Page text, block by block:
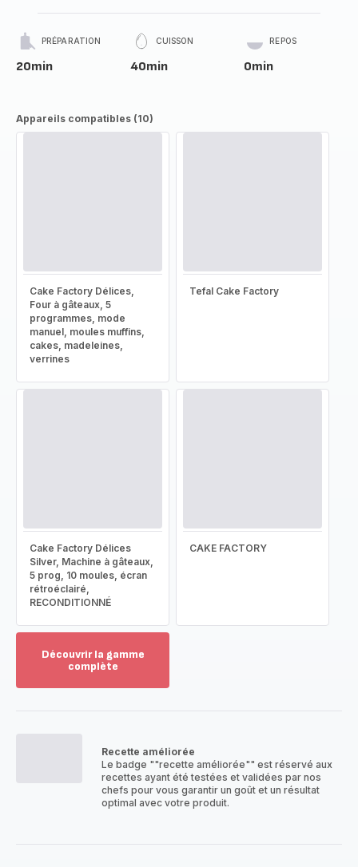
PRÉPARATION
20min
CUISSON
40min
REPOS
0min
Appareils compatibles (10)
Cake Factory Délices,
Four à gâteaux, 5
programmes, mode
manuel, moules muffins,
cakes, madeleines,
verrines
Tefal Cake Factory
Cake Factory Délices
Silver, Machine à gâteaux,
5 prog, 10 moules, écran
rétroéclairé,
RECONDITIONNÉ
CAKE FACTORY
Découvrir la gamme
complète
Recette améliorée
Le badge ""recette améliorée"" est réservé aux
recettes ayant été testées et validées par nos
chefs pour vous garantir un goût et un résultat
optimal avec votre produit.